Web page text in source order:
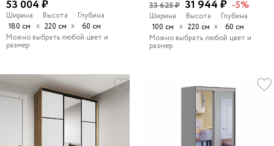
53 004 ₽
Ширина
180 см х
Высота
220 см х
Глубина
60 см
Можно выбрать любой цвет и
размер
33 625 ₽ 31 944 ₽ -5%
Ширина
100 см х
Высота
220 см х
Глубина
60 см
Можно выбрать любой цвет и
размер